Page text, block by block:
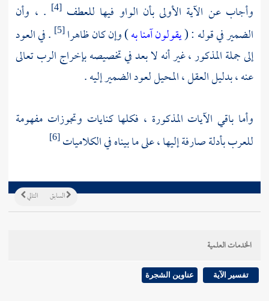
وأجاب عن الآية الأولى بأن الواو فيها للعطف[4]
. ، وأن
الضمير في قوله : (يقولون آمنا به) وإن كان ظاهرا[5]
. في العود
إلى جملة المذكور ، غير أنه لا بعد في تخصيصه بإخراج الرب تعالى
عنه ، بدليل العقل ، المحيل لعود الضمير إليه .
وأما باقي الآيات المذكورة ، فكلها كنايات وتجوزات مفهومة
للعرب بأدلة صارفة إليها ، على ما بيناه في الكلاميات[6]
التالي السابق
الخدمات العلمية
تفسير الآية عناوين الشجرة